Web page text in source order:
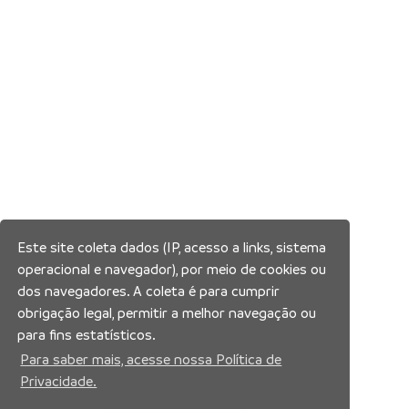
Este site coleta dados (IP, acesso a links, sistema
operacional e navegador), por meio de cookies ou
dos navegadores. A coleta é para cumprir
obrigação legal, permitir a melhor navegação ou
para fins estatísticos.
Para saber mais, acesse nossa Política de
Privacidade.